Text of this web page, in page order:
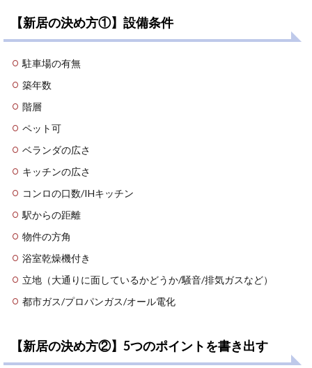
【新居の決め方①】設備条件
駐車場の有無
築年数
階層
ペット可
ベランダの広さ
キッチンの広さ
コンロの口数/IHキッチン
駅からの距離
物件の方角
浴室乾燥機付き
立地（大通りに面しているかどうか/騒音/排気ガスなど）
都市ガス/プロパンガス/オール電化
【新居の決め方②】5つのポイントを書き出す